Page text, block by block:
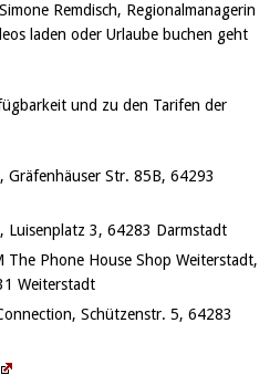
Remdisch, Regionalmanagerin
laden oder Urlaube buchen geht
und zu den Tarifen der
Gräfenhäuser Str. 85B, 64293
Luisenplatz 3, 64283 Darmstadt
The Phone House Shop Weiterstadt,
Weiterstadt
Schützenstr. 5, 64283